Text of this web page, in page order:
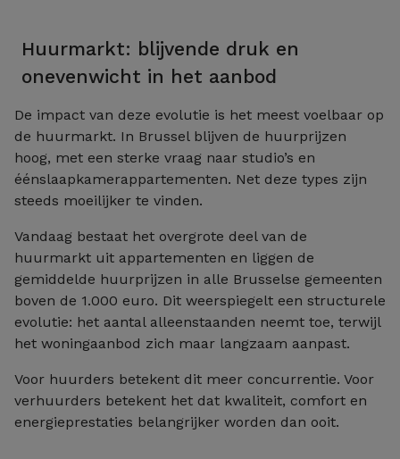
Huurmarkt: blijvende druk en
onevenwicht in het aanbod
De impact van deze evolutie is het meest voelbaar op
de huurmarkt. In Brussel blijven de huurprijzen
hoog, met een sterke vraag naar studio’s en
éénslaapkamerappartementen. Net deze types zijn
steeds moeilijker te vinden.
Vandaag bestaat het overgrote deel van de
huurmarkt uit appartementen en liggen de
gemiddelde huurprijzen in alle Brusselse gemeenten
boven de 1.000 euro. Dit weerspiegelt een structurele
evolutie: het aantal alleenstaanden neemt toe, terwijl
het woningaanbod zich maar langzaam aanpast.
Voor huurders betekent dit meer concurrentie. Voor
verhuurders betekent het dat kwaliteit, comfort en
energieprestaties belangrijker worden dan ooit.